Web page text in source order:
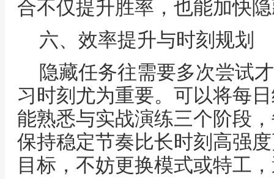
合不仅提升胜率，也能加快
六、效率提升与时刻规划
隐藏任务往需要多次尝试
习时刻尤为重要。可以将每
能熟悉与实战演练三个阶段
保持稳定节奏比长时刻高强
目标，不妨更换模式或特工